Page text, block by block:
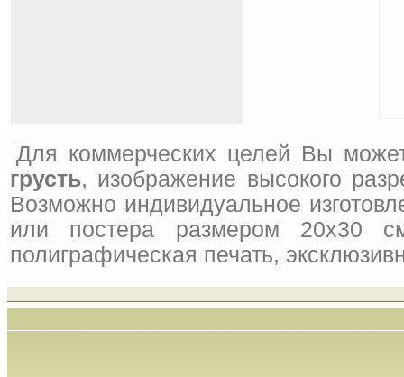
Для коммерческих целей Вы
грусть, изображение высокого
Возможно индивидуальное
или постера размером 20x30
полиграфическая печать,